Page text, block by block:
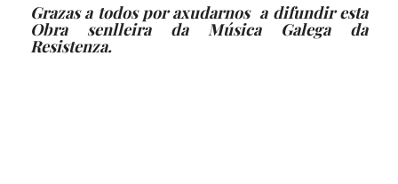
Grazas a todos por axudarnos a difundir esta
Obra senlleira da Música Galega da
Resistenza.